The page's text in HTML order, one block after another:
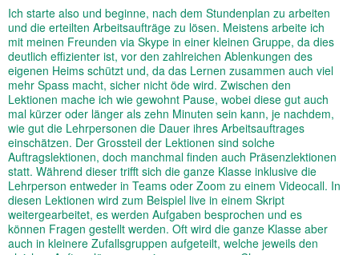
Ich starte also und beginne, nach dem Stundenplan zu arbeiten
und die erteilten Arbeitsaufträge zu lösen. Meistens arbeite ich
mit meinen Freunden via Skype in einer kleinen Gruppe, da dies
deutlich effizienter ist, vor den zahlreichen Ablenkungen des
eigenen Heims schützt und, da das Lernen zusammen auch viel
mehr Spass macht, sicher nicht öde wird. Zwischen den
Lektionen mache ich wie gewohnt Pause, wobei diese gut auch
mal kürzer oder länger als zehn Minuten sein kann, je nachdem,
wie gut die Lehrpersonen die Dauer ihres Arbeitsauftrages
einschätzen. Der Grossteil der Lektionen sind solche
Auftragslektionen, doch manchmal finden auch Präsenzlektionen
statt. Während dieser trifft sich die ganze Klasse inklusive die
Lehrperson entweder in Teams oder Zoom zu einem Videocall. In
diesen Lektionen wird zum Beispiel live in einem Skript
weitergearbeitet, es werden Aufgaben besprochen und es
können Fragen gestellt werden. Oft wird die ganze Klasse aber
auch in kleinere Zufallsgruppen aufgeteilt, welche jeweils den